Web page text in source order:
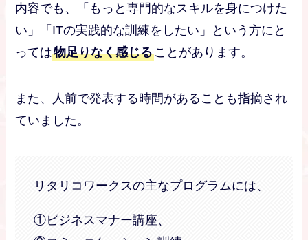
内容でも、「もっと専門的なスキルを身につけた
い」「ITの実践的な訓練をしたい」という方にと
っては物足りなく感じることがあります。
また、人前で発表する時間があることも指摘され
ていました。
リタリコワークスの主なプログラムには、
①ビジネスマナー講座、